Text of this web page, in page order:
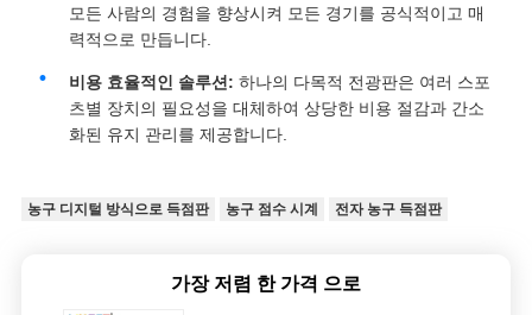
모든 사람의 경험을 향상시켜 모든 경기를 공식적이고 매
력적으로 만듭니다.
비용 효율적인 솔루션: 하나의 다목적 전광판은 여러 스포
츠별 장치의 필요성을 대체하여 상당한 비용 절감과 간소
화된 유지 관리를 제공합니다.
농구 디지털 방식으로 득점판 농구 점수 시계 전자 농구 득점판
가장 저렴 한 가격 으로